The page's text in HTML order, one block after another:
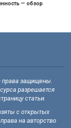
— обзор
права защищены.
разрешается
статьи.
с открытых
на авторство